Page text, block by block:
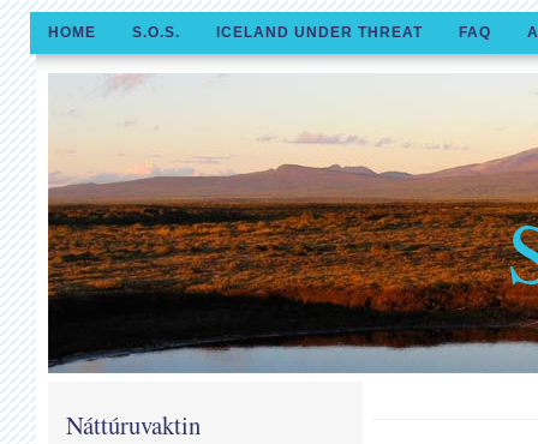
HOME S.O.S. ICELAND UNDER THREAT FAQ
Náttúruvaktin